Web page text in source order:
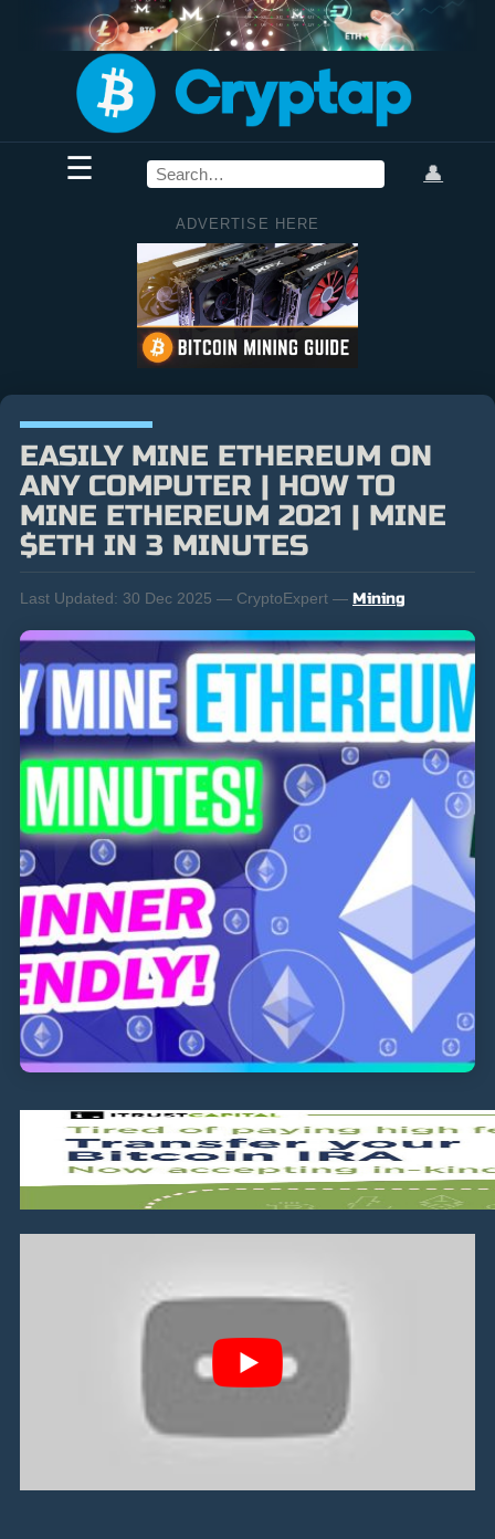
☰ 👤
ADVERTISE HERE
EASILY MINE ETHEREUM ON
ANY COMPUTER | HOW TO
MINE ETHEREUM 2021 | MINE
$ETH IN 3 MINUTES
Last Updated: 30 Dec 2025 — CryptoExpert — Mining